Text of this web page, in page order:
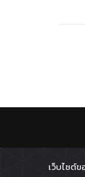
เว็บไซต์